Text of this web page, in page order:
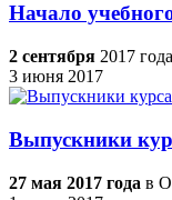
Начало
2 сентября 2017
3 июня 2017
Выпускники
27 мая 2017 года в